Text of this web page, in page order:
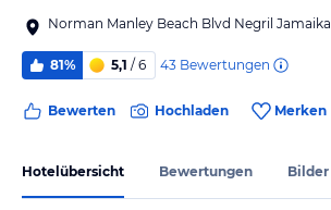
Norman Manley Beach Blvd Negril Jamaika
81% 5,1 / 6 43 Bewertungen
Bewerten Hochladen Merken
Hotelübersicht Bewertungen Bilder